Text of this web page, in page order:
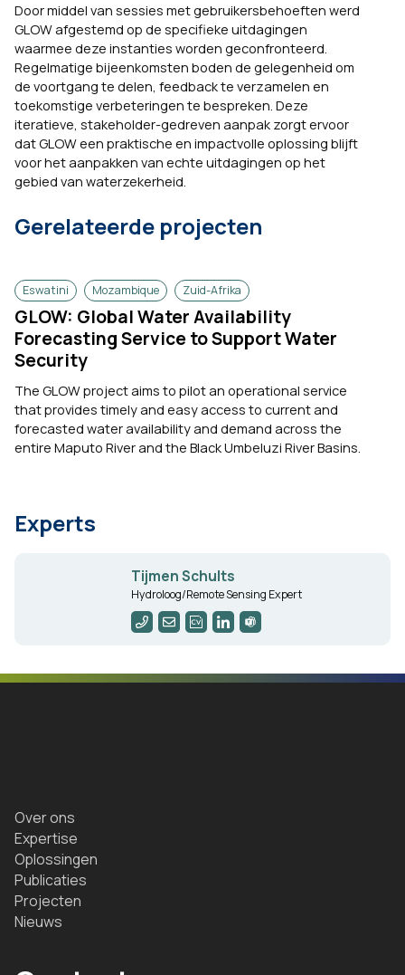
Door middel van sessies met gebruikersbehoeften werd
GLOW afgestemd op de specifieke uitdagingen
waarmee deze instanties worden geconfronteerd.
Regelmatige bijeenkomsten boden de gelegenheid om
de voortgang te delen, feedback te verzamelen en
toekomstige verbeteringen te bespreken. Deze
iteratieve, stakeholder-gedreven aanpak zorgt ervoor
dat GLOW een praktische en impactvolle oplossing blijft
voor het aanpakken van echte uitdagingen op het
gebied van waterzekerheid.
Gerelateerde projecten
Eswatini Mozambique Zuid-Afrika
GLOW: Global Water Availability
Forecasting Service to Support Water
Security
The GLOW project aims to pilot an operational service
that provides timely and easy access to current and
forecasted water availability and demand across the
entire Maputo River and the Black Umbeluzi River Basins.
Experts
Tijmen Schults
Hydroloog/Remote Sensing Expert
Over ons
Expertise
Oplossingen
Publicaties
Projecten
Nieuws